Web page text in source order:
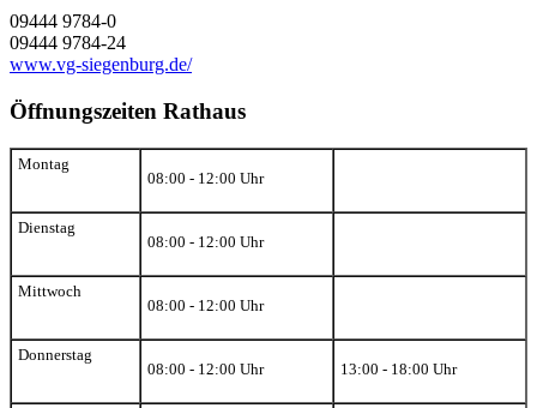
09444 9784-0
09444 9784-24
www.vg-siegenburg.de/
Öffnungszeiten Rathaus
Montag
08:00 - 12:00 Uhr
Dienstag
08:00 - 12:00 Uhr
Mittwoch
08:00 - 12:00 Uhr
Donnerstag
08:00 - 12:00 Uhr
13:00 - 18:00 Uhr